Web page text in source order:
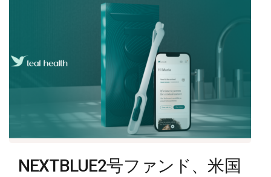
NEXTBLUE2号ファンド、米国